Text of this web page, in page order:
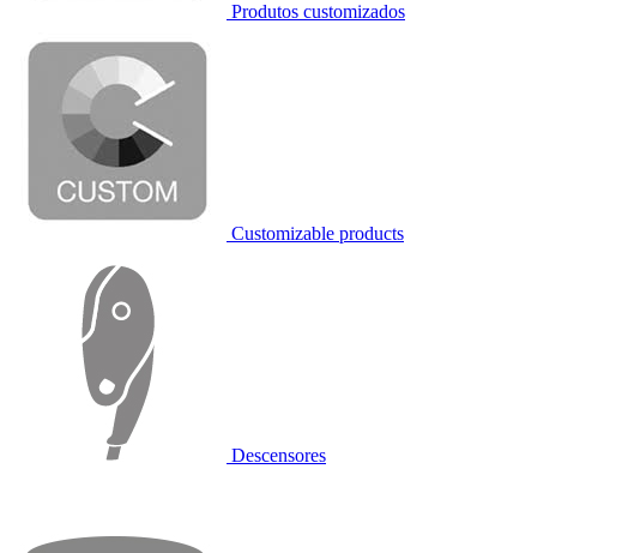
Produtos customizados
Customizable products
Descensores